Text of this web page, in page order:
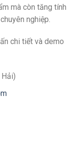
mà còn tăng tính
nghiệp.
chi tiết và demo